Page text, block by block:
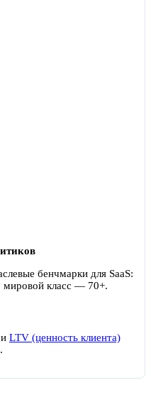
бенчмарки для SaaS:
класс — 70+.
и LTV (ценность клиента)